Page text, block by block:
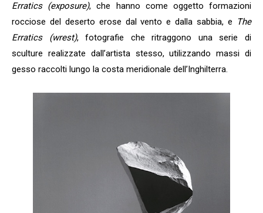
Erratics (exposure), che hanno come oggetto formazioni
rocciose del deserto erose dal vento e dalla sabbia, e The
Erratics (wrest), fotografie che ritraggono una serie di
sculture realizzate dall’artista stesso, utilizzando massi di
gesso raccolti lungo la costa meridionale dell’Inghilterra.